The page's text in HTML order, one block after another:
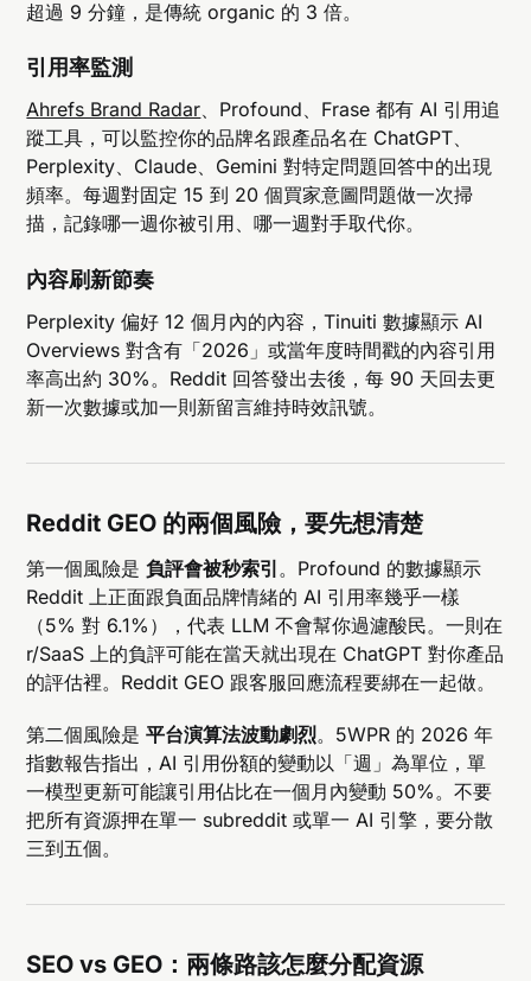
超過 9 分鐘，是傳統 organic 的 3 倍。
引用率監測
Ahrefs Brand Radar、Profound、Frase 都有 AI 引用追
蹤工具，可以監控你的品牌名跟產品名在 ChatGPT、
Perplexity、Claude、Gemini 對特定問題回答中的出現
頻率。每週對固定 15 到 20 個買家意圖問題做一次掃
描，記錄哪一週你被引用、哪一週對手取代你。
內容刷新節奏
Perplexity 偏好 12 個月內的內容，Tinuiti 數據顯示 AI
Overviews 對含有「2026」或當年度時間戳的內容引用
率高出約 30%。Reddit 回答發出去後，每 90 天回去更
新一次數據或加一則新留言維持時效訊號。
Reddit GEO 的兩個風險，要先想清楚
第一個風險是負評會被秒索引 。Profound 的數據顯示
Reddit 上正面跟負面品牌情緒的 AI 引用率幾乎一樣
（5% 對 6.1%），代表 LLM 不會幫你過濾酸民。一則在
r/SaaS 上的負評可能在當天就出現在 ChatGPT 對你產品
的評估裡。Reddit GEO 跟客服回應流程要綁在一起做。
第二個風險是平台演算法波動劇烈。5WPR 的 2026 年
指數報告指出，AI 引用份額的變動以「週」為單位，單
一模型更新可能讓引用佔比在一個月內變動 50%。不要
把所有資源押在單一 subreddit 或單一 AI 引擎，要分散
三到五個。
SEO vs GEO：兩條路該怎麼分配資源